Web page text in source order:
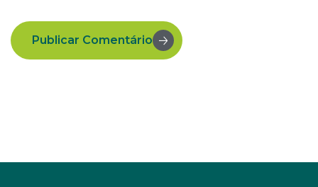
Publicar Comentário